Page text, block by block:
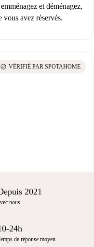
et déménagez,
vous avez réservés.
check_circle VÉRIFIÉ PAR SPOTAHOME
2021
nous
24h
de réponse moyen